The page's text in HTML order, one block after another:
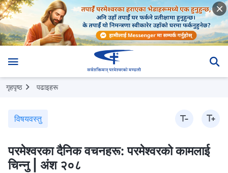
गृहपृष्ठ पढाइहरू
विषयवस्तु
परमेश्‍वरका दैनिक वचनहरू: परमेश्‍वरको कामलाई
चिन्‍नु | अंश २०८